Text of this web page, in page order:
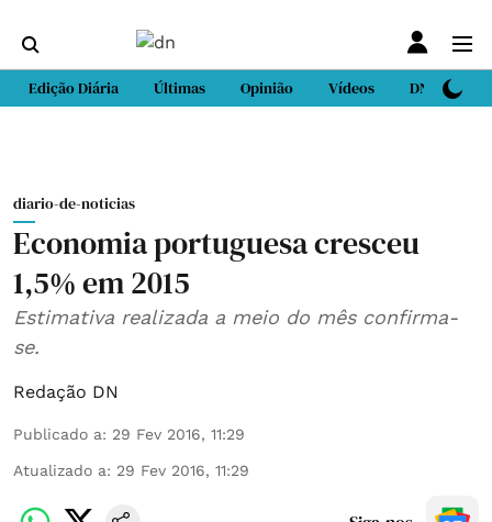
Edição Diária Últimas Opinião Vídeos DN Sport
diario-de-noticias
Economia portuguesa cresceu
1,5% em 2015
Estimativa realizada a meio do mês confirma-
se.
Redação DN
Publicado a: 29 Fev 2016, 11:29
Atualizado a: 29 Fev 2016, 11:29